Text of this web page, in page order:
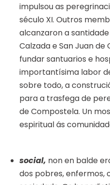
impulsou as
século XI. Outros
alcanzaron a
Calzada e San Juan
fundar santuarios e
importantísima labor
sobre todo, a
para a trasfega de
de Compostela. Un
espiritual ás
social, non en balde
dos pobres, enfermos,